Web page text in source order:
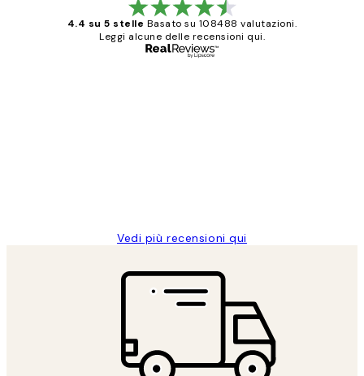
4.4 su 5 stelle Basato su 108488 valutazioni.
Leggi alcune delle recensioni qui.
Vedi più recensioni qui